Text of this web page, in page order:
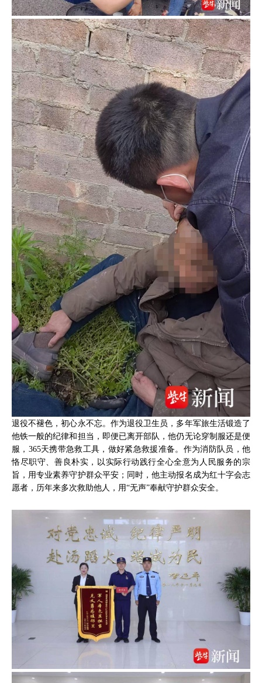
退役不褪色，初心永不忘。作为退役卫生员，多年军旅生活锻造了
他铁一般的纪律和担当，即便已离开部队，他仍无论穿制服还是便
服，365天携带急救工具，做好紧急救援准备。作为消防队员，他
恪尽职守、善良朴实，以实际行动践行全心全意为人民服务的宗
旨，用专业素养守护群众平安；同时，他主动报名成为红十字会志
愿者，历年来多次救助他人，用“无声”奉献守护群众安全。